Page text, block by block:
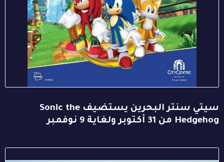
سيتي سنتر البحرين يستضيف Sonic the
Hedgehog من 31 أكتوبر ولغاية 9 نوفمبر